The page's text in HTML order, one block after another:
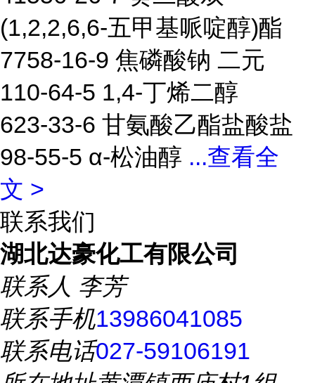
(1,2,2,6,6-五甲基哌啶醇)酯
7758-16-9 焦磷酸钠 二元
110-64-5 1,4-丁烯二醇
623-33-6 甘氨酸乙酯盐酸盐
98-55-5 α-松油醇 ...查看全
文 >
联系我们
湖北达豪化工有限公司
联系人 李芳
联系手机13986041085
联系电话027-59106191